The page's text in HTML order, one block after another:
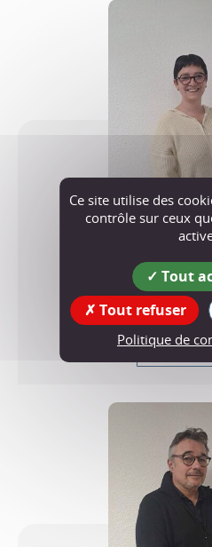
Emilie
Conseillère
En
Ce site utilise des
contrôle sur ceux
Tout
Tout refuser
Politique de